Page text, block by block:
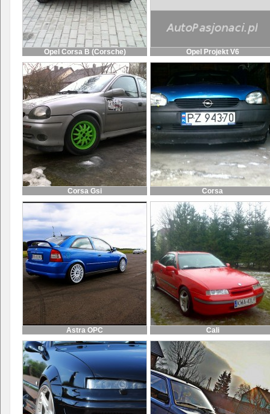
Opel Corsa B (Corsche) Opel Projekt V6
Corsa Gsi Corsa
Astra OPC Cali